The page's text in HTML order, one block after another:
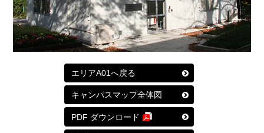
エリアA01へ戻る
キャンパスマップ全体図
PDF ダウンロード